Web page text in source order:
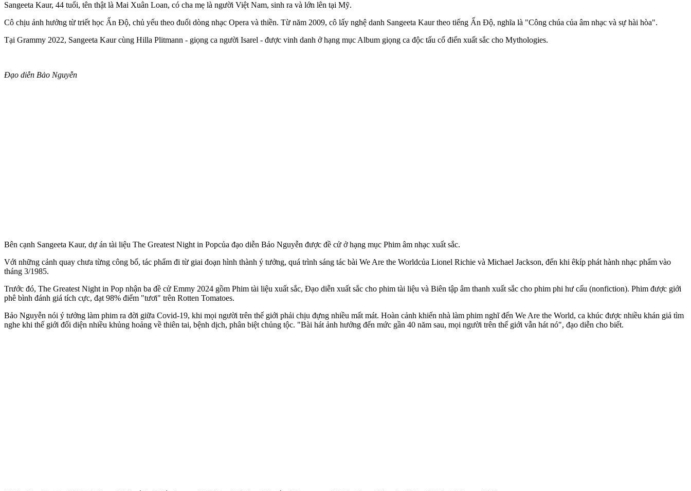
Sangeeta Kaur, 44 tuổi, tên thật là Mai Xuân Loan, có cha mẹ là người Việt Nam, sinh ra và lớn lên tại Mỹ.
Cô chịu ảnh hưởng từ triết học Ấn Độ, chủ yếu theo đuổi dòng nhạc Opera và thiền. Từ năm 2009, cô lấy nghệ danh Sangeeta Kaur theo tiếng Ấn Độ, nghĩa là "Công chúa của âm nhạc và sự hài hòa".
Tại Grammy 2022, Sangeeta Kaur cùng Hilla Plitmann - giọng ca người Isarel - được vinh danh ở hạng mục Album giọng ca độc tấu cổ điển xuất sắc cho Mythologies.
Đạo diễn Bảo Nguyễn
Bên cạnh Sangeeta Kaur, dự án tài liệu The Greatest Night in Popcủa đạo diễn Bảo Nguyễn được đề cử ở hạng mục Phim âm nhạc xuất sắc.
Với những cảnh quay chưa từng công bố, tác phẩm đi từ giai đoạn hình thành ý tưởng, quá trình sáng tác bài We Are the Worldcủa Lionel Richie và Michael Jackson, đến khi êkíp phát hành nhạc phẩm vào
tháng 3/1985.
Trước đó, The Greatest Night in Pop nhận ba đề cử Emmy 2024 gồm Phim tài liệu xuất sắc, Đạo diễn xuất sắc cho phim tài liệu và Biên tập âm thanh xuất sắc cho phim phi hư cấu (nonfiction). Phim được giới
phê bình đánh giá tích cực, đạt 98% điểm "tươi" trên Rotten Tomatoes.
Bảo Nguyễn nói ý tưởng làm phim ra đời giữa Covid-19, khi mọi người trên thế giới phải chịu đựng nhiều mất mát. Hoàn cảnh khiến nhà làm phim nghĩ đến We Are the World, ca khúc được nhiều khán giả tìm
nghe khi thế giới đối diện nhiều khủng hoảng về thiên tai, bệnh dịch, phân biệt chủ‌ng tộ‌c. "Bài hát ảnh hưởng đến mức gần 40 năm sau, mọi người trên thế giới vẫn hát nó", đạo diễn cho biết.